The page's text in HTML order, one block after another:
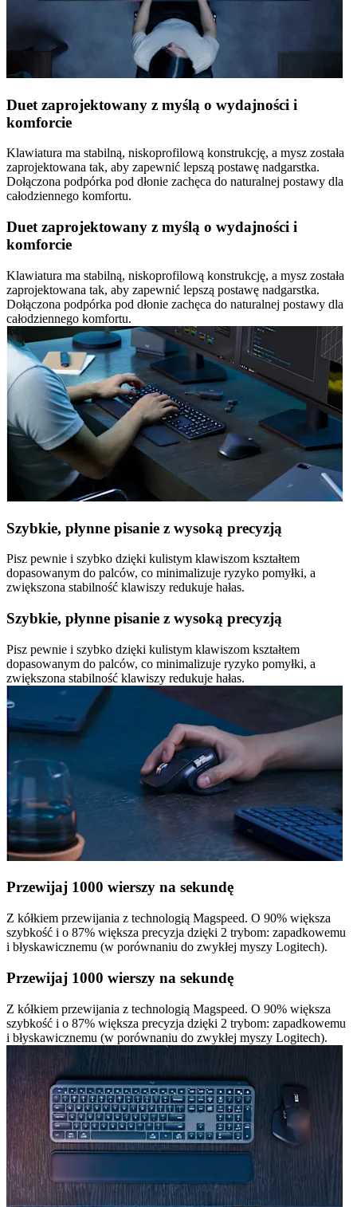
Duet zaprojektowany z myślą o wydajności i
komforcie
Klawiatura ma stabilną, niskoprofilową konstrukcję, a mysz została
zaprojektowana tak, aby zapewnić lepszą postawę nadgarstka.
Dołączona podpórka pod dłonie zachęca do naturalnej postawy dla
całodziennego komfortu.
Duet zaprojektowany z myślą o wydajności i
komforcie
Klawiatura ma stabilną, niskoprofilową konstrukcję, a mysz została
zaprojektowana tak, aby zapewnić lepszą postawę nadgarstka.
Dołączona podpórka pod dłonie zachęca do naturalnej postawy dla
całodziennego komfortu.
Szybkie, płynne pisanie z wysoką precyzją
Pisz pewnie i szybko dzięki kulistym klawiszom kształtem
dopasowanym do palców, co minimalizuje ryzyko pomyłki, a
zwiększona stabilność klawiszy redukuje hałas.
Szybkie, płynne pisanie z wysoką precyzją
Pisz pewnie i szybko dzięki kulistym klawiszom kształtem
dopasowanym do palców, co minimalizuje ryzyko pomyłki, a
zwiększona stabilność klawiszy redukuje hałas.
Przewijaj 1000 wierszy na sekundę
Z kółkiem przewijania z technologią Magspeed. O 90% większa
szybkość i o 87% większa precyzja dzięki 2 trybom: zapadkowemu
i błyskawicznemu (w porównaniu do zwykłej myszy Logitech).
Przewijaj 1000 wierszy na sekundę
Z kółkiem przewijania z technologią Magspeed. O 90% większa
szybkość i o 87% większa precyzja dzięki 2 trybom: zapadkowemu
i błyskawicznemu (w porównaniu do zwykłej myszy Logitech).